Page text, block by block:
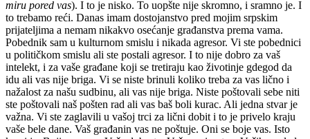
miru pored vas). I to je nisko. To uopšte nije skromno, i sramno je. I
to trebamo reći. Danas imam dostojanstvo pred mojim srpskim
prijateljima a nemam nikakvo osećanje građanstva prema vama.
Pobednik sam u kulturnom smislu i nikada agresor. Vi ste pobednici
u političkom smislu ali ste postali agresor. I to nije dobro za vaš
intelekt, i za vaše građane koji se tretiraju kao životinje gdegod da
idu ali vas nije briga. Vi se niste brinuli koliko treba za vas lično i
nažalost za našu sudbinu, ali vas nije briga. Niste poštovali sebe niti
ste poštovali naš pošten rad ali vas baš boli kurac. Ali jedna stvar je
važna. Vi ste zaglavili u vašoj trci za lični dobit i to je privelo kraju
vaše bele dane. Vaš građanin vas ne poštuje. Oni se boje vas. Isto